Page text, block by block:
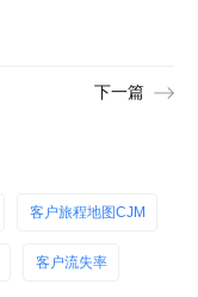
下一篇
客户旅程地图CJM
客户流失率